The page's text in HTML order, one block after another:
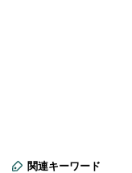
関連キーワード